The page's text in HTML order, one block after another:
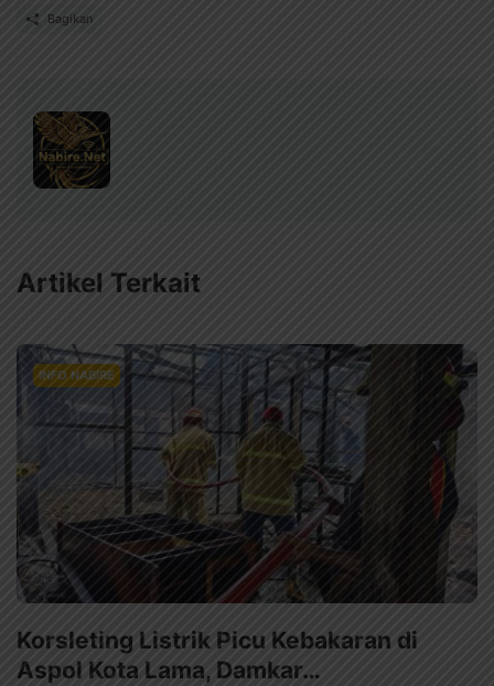
Bagikan
Artikel Terkait
INFO NABIRE
Korsleting Listrik Picu Kebakaran di
Aspol Kota Lama, Damkar…